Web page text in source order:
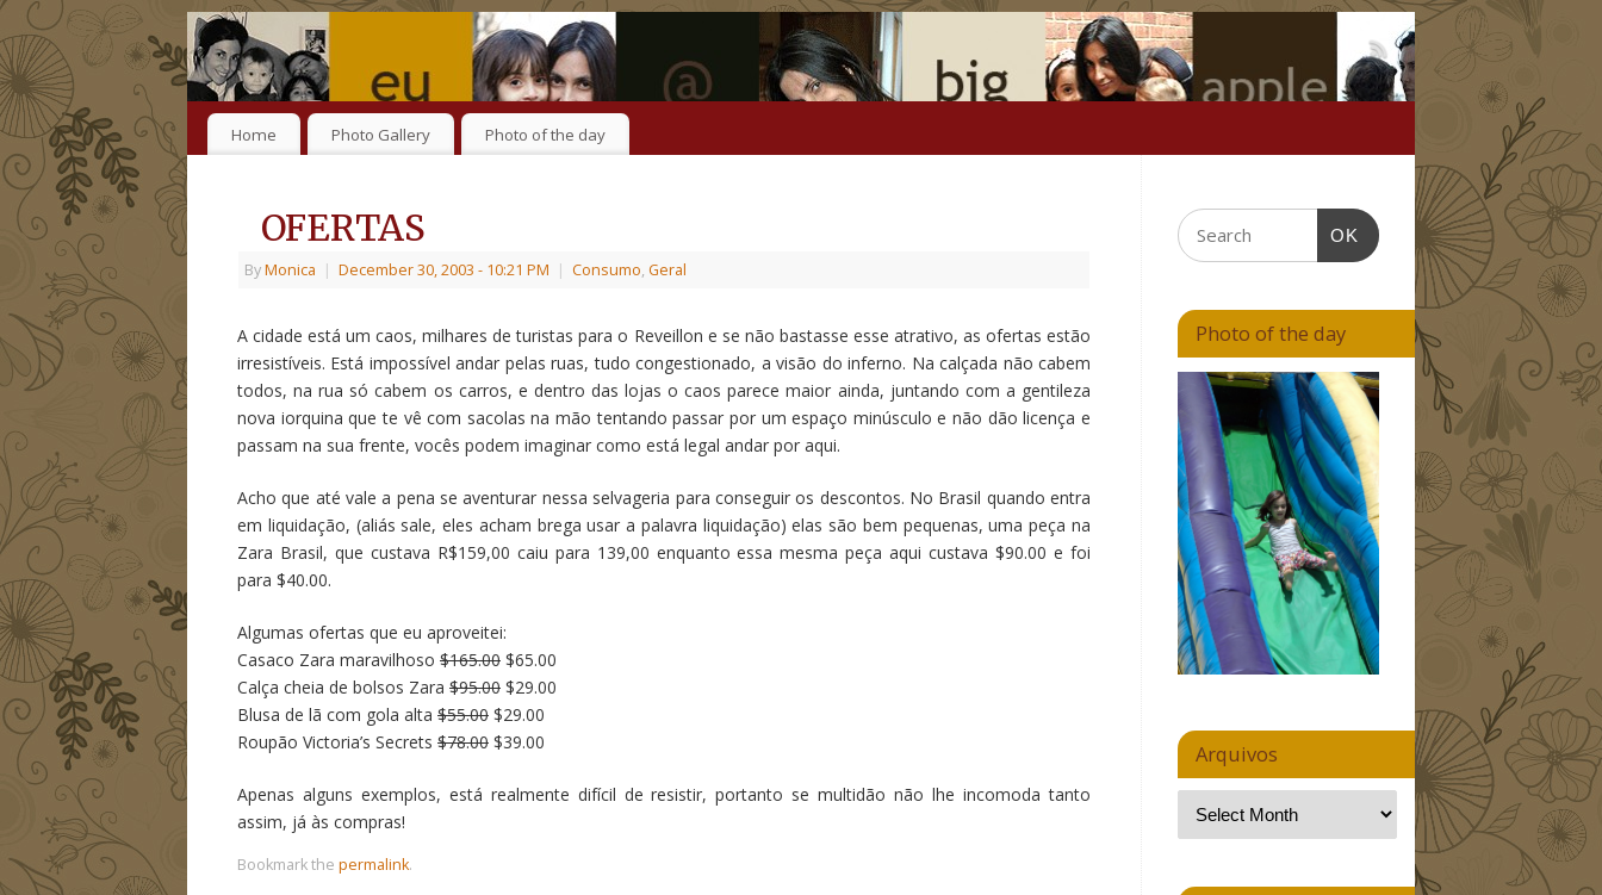
Home Photo Gallery Photo of the day
OFERTAS
ByMonica | December 30, 2003 - 10:21 PM | Consumo, Geral
A cidade está um caos, milhares de turistas para o Reveillon e se não bastasse esse atrativo, as ofertas estão
irresistíveis. Está impossível andar pelas ruas, tudo congestionado, a visão do inferno. Na calçada não cabem
todos, na rua só cabem os carros, e dentro das lojas o caos parece maior ainda, juntando com a gentileza
nova iorquina que te vê com sacolas na mão tentando passar por um espaço minúsculo e não dão licença e
passam na sua frente, vocês podem imaginar como está legal andar por aqui.
Acho que até vale a pena se aventurar nessa selvageria para conseguir os descontos. No Brasil quando entra
em liquidação, (aliás sale, eles acham brega usar a palavra liquidação) elas são bem pequenas, uma peça na
Zara Brasil, que custava R$159,00 caiu para 139,00 enquanto essa mesma peça aqui custava $90.00 e foi
para $40.00.
Algumas ofertas que eu aproveitei:
Casaco Zara maravilhoso $165.00 $65.00
Calça cheia de bolsos Zara $95.00 $29.00
Blusa de lã com gola alta $55.00 $29.00
Roupão Victoria’s Secrets $78.00 $39.00
Apenas alguns exemplos, está realmente difícil de resistir, portanto se multidão não lhe incomoda tanto
assim, já às compras!
Bookmark the permalink.
OK
Photo of the day
Arquivos